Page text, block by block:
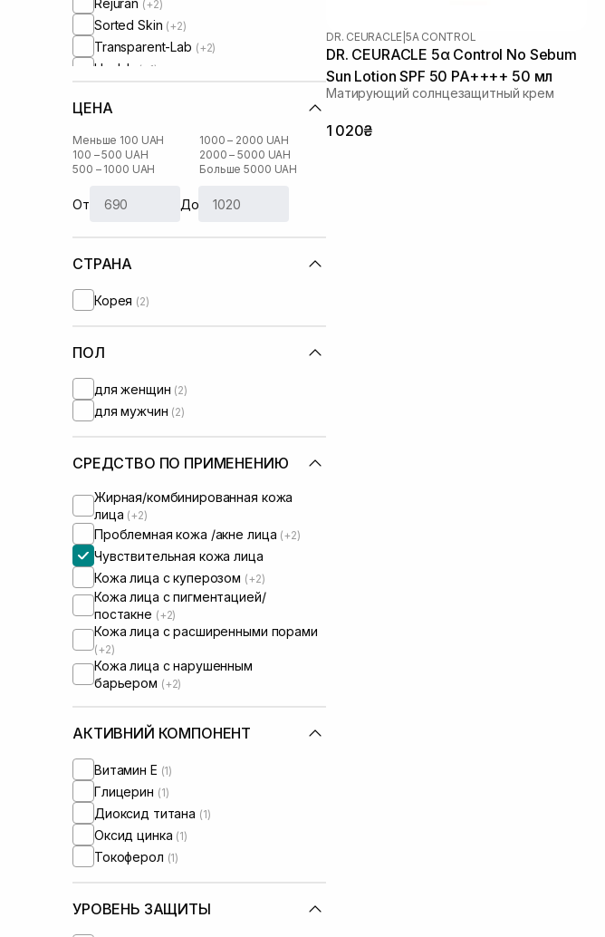
(+2)
Sorted Skin (+2)
Transparent-Lab (+2)
Usolab (+1)
ЦЕНА
Меньше 100 UAH
100 – 500 UAH
500 – 1000 UAH
1000 – 2000 UAH
2000 – 5000 UAH
Больше 5000 UAH
От До
СТРАНА
Корея (2)
ПОЛ
для женщин (2)
для мужчин (2)
СРЕДСТВО ПО ПРИМЕНЕНИЮ
Жирная/комбинированная кожа
лица (+2)
Проблемная кожа /акне лица (+2)
Чувствительная кожа лица
Кожа лица с куперозом (+2)
Кожа лица с пигментацией/
постакне (+2)
Кожа лица с расширенными порами
(+2)
Кожа лица с нарушенным
барьером (+2)
АКТИВНИЙ КОМПОНЕНТ
Витамин Е (1)
Глицерин (1)
Диоксид титана (1)
Оксид цинка (1)
Токоферол (1)
УРОВЕНЬ ЗАЩИТЫ
DR. CEURACLE 5Α CONTROL
DR. CEURACLE 5α Control No Sebum
Sun Lotion SPF 50 PA++++ 50 мл
Матирующий солнцезащитный крем
1 020₴